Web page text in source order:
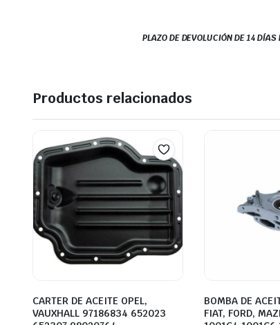
PLAZO DE DEVOLUCIÓN DE 14
Productos relacionados
CARTER DE ACEITE OPEL,
VAUXHALL 97186834 652023
BOMBA DE
FIAT, FORD,